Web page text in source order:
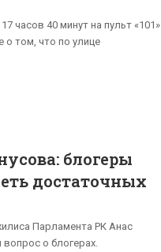
часов 40 минут на пульт «101»
о том, что по улице
блогеры
достаточных
Парламента РК Анас
о блогерах.